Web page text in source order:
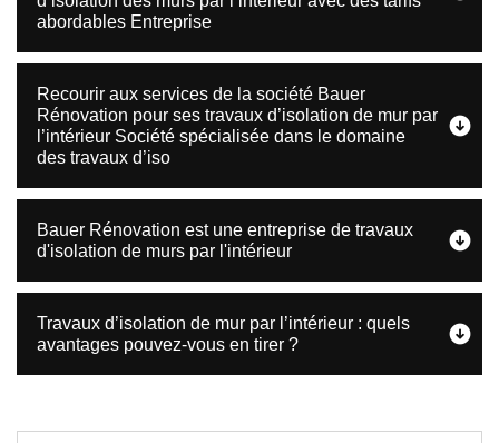
abordables Entreprise
Recourir aux services de la société Bauer
Rénovation pour ses travaux d’isolation de mur par
l’intérieur Société spécialisée dans le domaine
des travaux d’iso
Bauer Rénovation est une entreprise de travaux
d'isolation de murs par l'intérieur
Travaux d’isolation de mur par l’intérieur : quels
avantages pouvez-vous en tirer ?